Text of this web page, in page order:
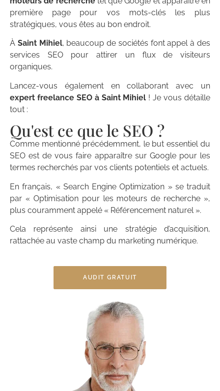
première page pour vos mots-clés les plus
stratégiques, vous êtes au bon endroit.
À Saint Mihiel, beaucoup de sociétés font appel à des
services SEO pour attirer un flux de visiteurs
organiques.
Lancez-vous également en collaborant avec un
expert freelance SEO à Saint Mihiel ! Je vous détaille
tout :
Qu'est ce que le SEO ?
Comme mentionné précédemment, le but essentiel du
SEO est de vous faire apparaître sur Google pour les
termes recherchés par vos clients potentiels et actuels.
En français, « Search Engine Optimization » se traduit
par « Optimisation pour les moteurs de recherche »,
plus couramment appelé « Référencement naturel ».
Cela représente ainsi une stratégie d’acquisition,
rattachée au vaste champ du marketing numérique.
AUDIT GRATUIT